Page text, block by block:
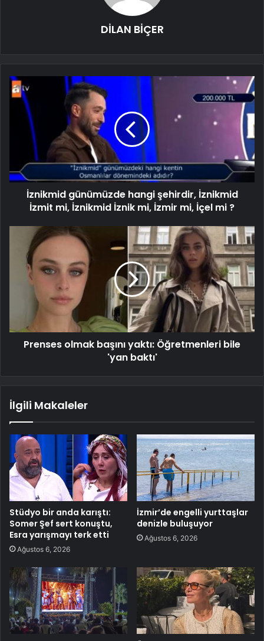
DİLAN BİÇER
İznikmid günümüzde hangi şehirdir, İznikmid
İzmit mi, İznikmid İznik mi, İzmir mi, İçel mi ?
Prenses olmak başını yaktı: Öğretmenleri bile
'yan baktı'
İlgili Makaleler
Stüdyo bir anda karıştı:
Somer Şef sert konuştu,
Esra yarışmayı terk etti
Ağustos 6, 2026
İzmir’de engelli yurttaşlar
denizle buluşuyor
Ağustos 6, 2026